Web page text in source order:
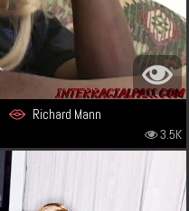
Richard Mann
3.5K